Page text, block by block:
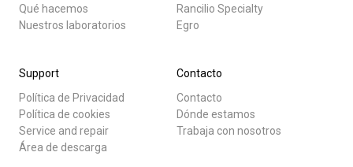
Qué hacemos
Nuestros laboratorios
Rancilio Specialty
Egro
Support
Política de Privacidad
Política de cookies
Service and repair
Área de descarga
Contacto
Contacto
Dónde estamos
Trabaja con nosotros